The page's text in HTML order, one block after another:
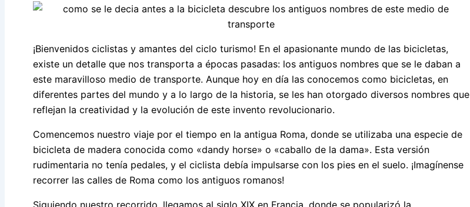
¡Bienvenidos ciclistas y amantes del ciclo turismo! En el apasionante mundo de las bicicletas,
existe un detalle que nos transporta a épocas pasadas: los antiguos nombres que se le daban a
este maravilloso medio de transporte. Aunque hoy en día las conocemos como bicicletas, en
diferentes partes del mundo y a lo largo de la historia, se les han otorgado diversos nombres que
reflejan la creatividad y la evolución de este invento revolucionario.
Comencemos nuestro viaje por el tiempo en la antigua Roma, donde se utilizaba una especie de
bicicleta de madera conocida como «dandy horse» o «caballo de la dama». Esta versión
rudimentaria no tenía pedales, y el ciclista debía impulsarse con los pies en el suelo. ¡Imagínense
recorrer las calles de Roma como los antiguos romanos!
Siguiendo nuestro recorrido, llegamos al siglo XIX en Francia, donde se popularizó la